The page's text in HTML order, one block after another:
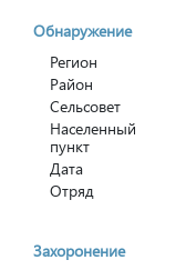
Обнаружение
Регион
Район
Сельсовет
Населенный
пункт
Дата
Отряд
Захоронение